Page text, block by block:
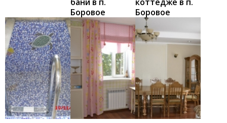
Боровое
Боровое